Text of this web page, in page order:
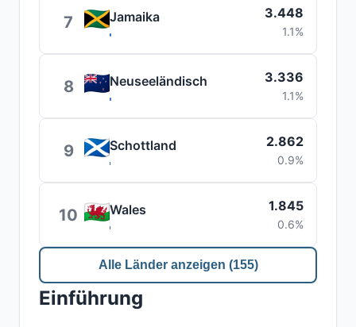
7 Jamaika 3.448
1.1%
8 Neuseeländisch 3.336
1.1%
9 Schottland 2.862
0.9%
10 Wales 1.845
0.6%
Alle Länder anzeigen (155)
Einführung